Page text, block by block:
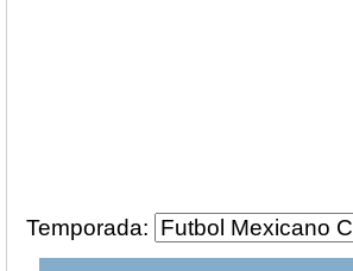
Temporada: